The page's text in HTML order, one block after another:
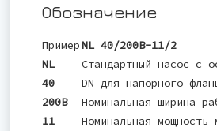
Обозначение
ПримерNL 40/200B-11/2
NL
Стандартный насос с
40
DN для напорного
200B
Номинальная ширина
11
Номинальная мощность